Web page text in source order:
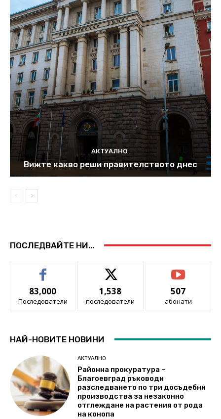
АКТУАЛНО
Вижте какво реши правителството днес
ПОСЛЕДВАЙТЕ НИ...
83,000
Последователи
1,538
последователи
507
абонати
НАЙ-НОВИТЕ НОВИНИ
АКТУАЛНО
Районна прокуратура –
Благоевград ръководи
разследването по три досъдебни
производства за незаконно
отглеждане на растения от рода
на конопа